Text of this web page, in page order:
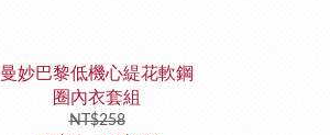
曼妙巴黎低機心緹花軟鋼
圈內衣套組
NT$258